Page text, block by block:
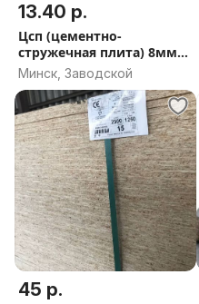
13.40 р.
Цсп (цементно-
стружечная плита) 8мм
малоформатная
Минск, Заводской
45 р.